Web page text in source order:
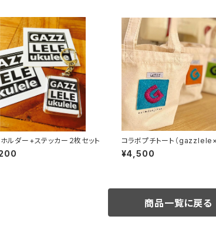
ルダー+ステッカー２枚セット
コラボプチトート（
ものじかん）
¥4,500
商品一覧に戻る